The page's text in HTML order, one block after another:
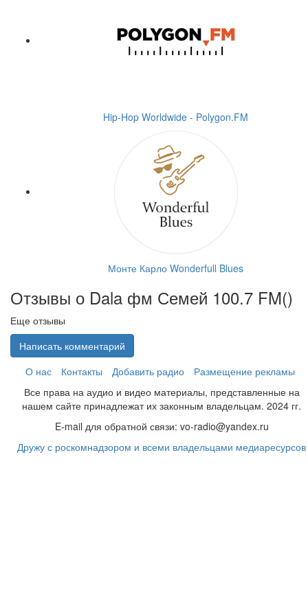
Hip-Hop Worldwide - Polygon.FM
Монте Карло Wonderfull Blues
Отзывы о Dala фм Семей 100.7 FM()
Еще отзывы
Написать комментарий
О нас
Контакты Добавить радио
Размещение рекламы
Все права на аудио и видео материалы, представленные на
нашем сайте принадлежат их законным владельцам. 2024 гг.
E-mail для обратной связи: vo-radio@yandex.ru
Дружу с роскомнадзором и всеми владельцами медиаресурсов